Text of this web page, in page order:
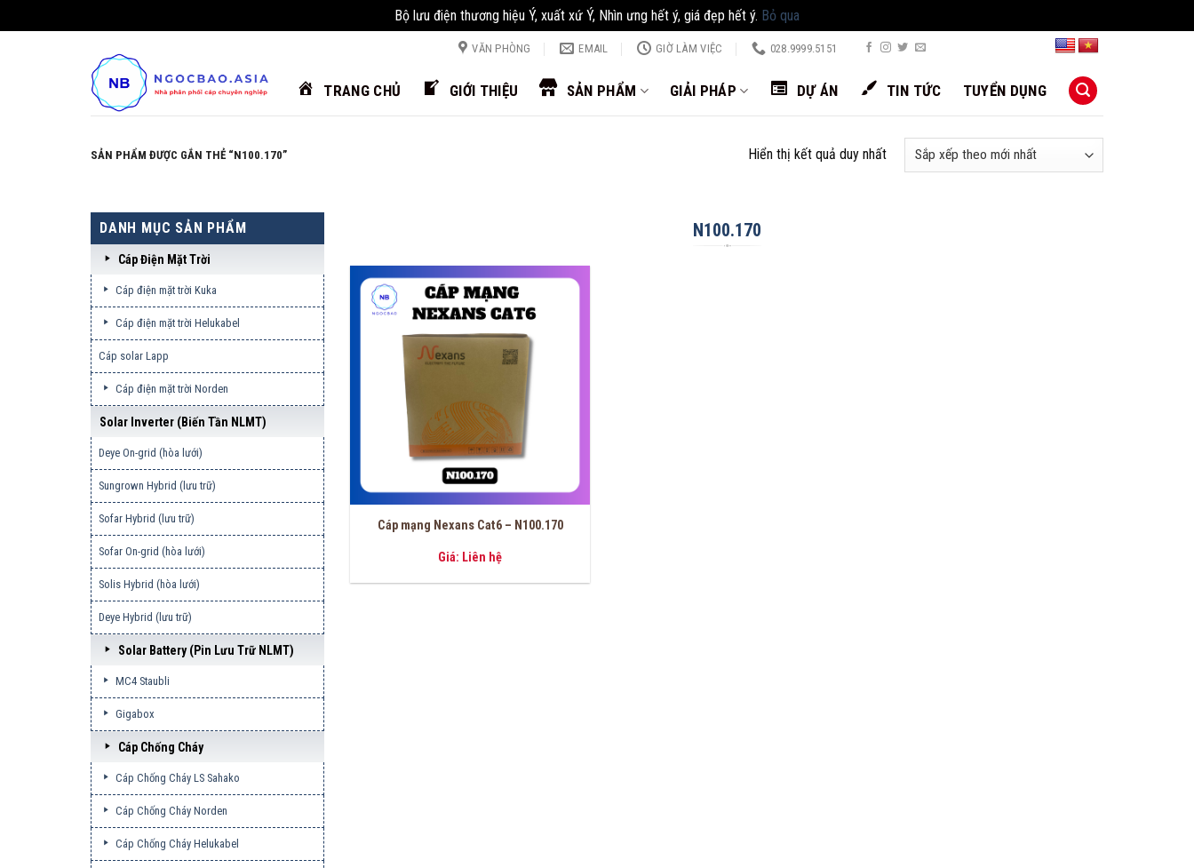
Bộ lưu điện thương hiệu Ý, xuất xứ Ý, Nhìn ưng hết ý, giá đẹp hết ý. Bỏ qua
VĂN PHÒNG EMAIL GIỜ LÀM VIỆC 028.9999.5151
TRANG CHỦ GIỚI THIỆU SẢN PHẨM GIẢI PHÁP DỰ ÁN TIN TỨC TUYỂN DỤNG
SẢN PHẨM ĐƯỢC GẮN THẺ “N100.170” Hiển thị kết quả duy nhất
DANH MỤC SẢN PHẨM
Cáp Điện Mặt Trời
Cáp điện mặt trời Kuka
Cáp điện mặt trời Helukabel
Cáp solar Lapp
Cáp điện mặt trời Norden
Solar Inverter (biến Tần NLMT)
Deye On-grid (hòa lưới)
Sungrown Hybrid (lưu trữ)
Sofar Hybrid (lưu trữ)
Sofar On-grid (hòa lưới)
Solis Hybrid (hòa lưới)
Deye Hybrid (lưu trữ)
Solar Battery (pin Lưu Trữ NLMT)
MC4 Staubli
Gigabox
Cáp Chống Cháy
Cáp Chống Cháy LS Sahako
Cáp Chống Cháy Norden
Cáp Chống Cháy Helukabel
N100.170
Cáp mạng Nexans Cat6 – N100.170
Giá: Liên hệ